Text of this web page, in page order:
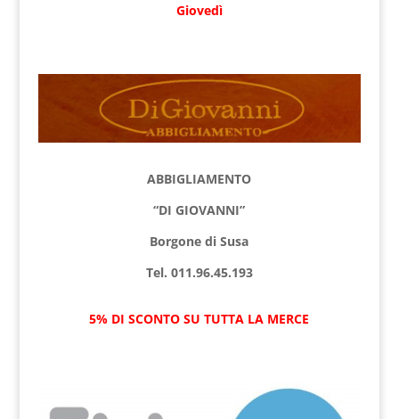
Giovedì
ABBIGLIAMENTO
“DI GIOVANNI”
Borgone di Susa
Tel. 011.96.45.193
5% DI SCONTO SU TUTTA LA MERCE